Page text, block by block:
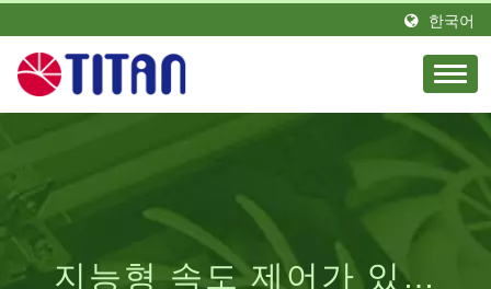
한국어
지능형 속도 제어가 있는